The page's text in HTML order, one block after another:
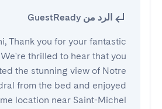
الرد من GuestReady
Thank you for your fantastic
thrilled to hear that you
the stunning view of Notre
from the bed and enjoyed
location near Saint-Michel